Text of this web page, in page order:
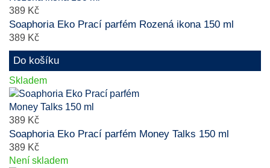
389 Kč
Soaphoria Eko Prací parfém Rozená ikona 150 ml
389 Kč
Do košíku
Skladem
389 Kč
Soaphoria Eko Prací parfém Money Talks 150 ml
389 Kč
Není skladem